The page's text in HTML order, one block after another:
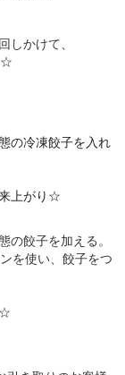
しかけて、
☆
の冷凍餃子を入れ
上がり☆
の餃子を加える。
を使い、餃子をつ
☆